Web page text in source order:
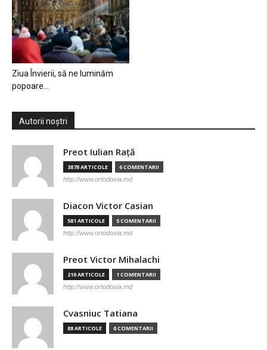
Ziua Învierii, să ne luminăm
popoare…
Autorii noștri
Preot Iulian Raţă
3878 ARTICOLE 6 COMENTARII
http://www.ortodoxia.md
Diacon Victor Casian
581 ARTICOLE 5 COMENTARII
http://www.ortodoxia.md
Preot Victor Mihalachi
210 ARTICOLE 1 COMENTARII
http://www.ortodoxia.md
Cvasniuc Tatiana
88 ARTICOLE 0 COMENTARII